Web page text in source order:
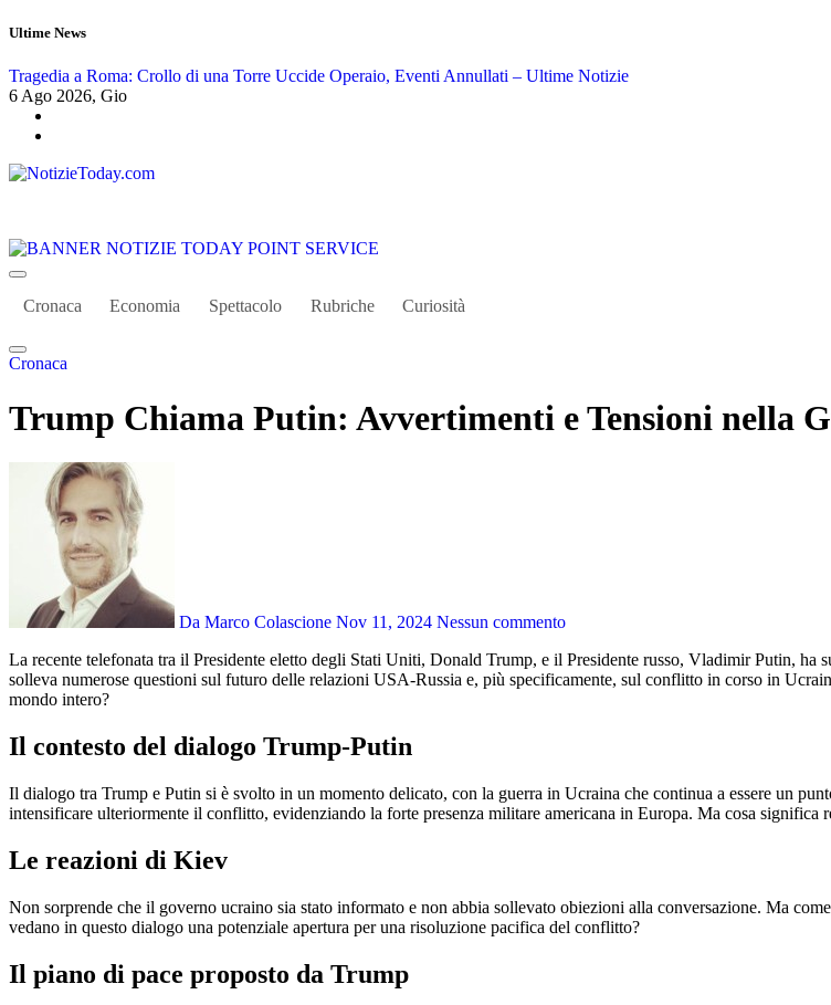
Salta
contenuto
Ultime News
Tragedia a Roma: Crollo di una Torre Uccide Operaio, Eventi Annullati – Ultime Notizie
6 Ago 2026, Gio
Cronaca Economia Spettacolo Rubriche Curiosità
Cronaca
Trump Chiama Putin: Avvertimenti e Tensioni nella
Da Marco Colascione Nov 11, 2024 Nessun commento
La recente telefonata tra il Presidente eletto degli Stati Uniti, Donald Trump, e il Presidente russo, Vladimir Putin, ha suscitato un’ampia risonanza internazionale. Questo primo contatto diretto post-elezioni
solleva numerose questioni sul futuro delle relazioni USA-Russia e, più specificamente, sul conflitto in corso in
mondo intero?
Il contesto del dialogo Trump-Putin
Il dialogo tra Trump e Putin si è svolto in un momento delicato, con la guerra in Ucraina che continua a essere un
intensificare ulteriormente il conflitto, evidenziando la forte presenza militare americana in Europa. Ma cosa significa
Le reazioni di Kiev
Non sorprende che il governo ucraino sia stato informato e non abbia sollevato obiezioni alla conversazione. Ma
vedano in questo dialogo una potenziale apertura per una risoluzione pacifica del conflitto?
Il piano di pace proposto da Trump